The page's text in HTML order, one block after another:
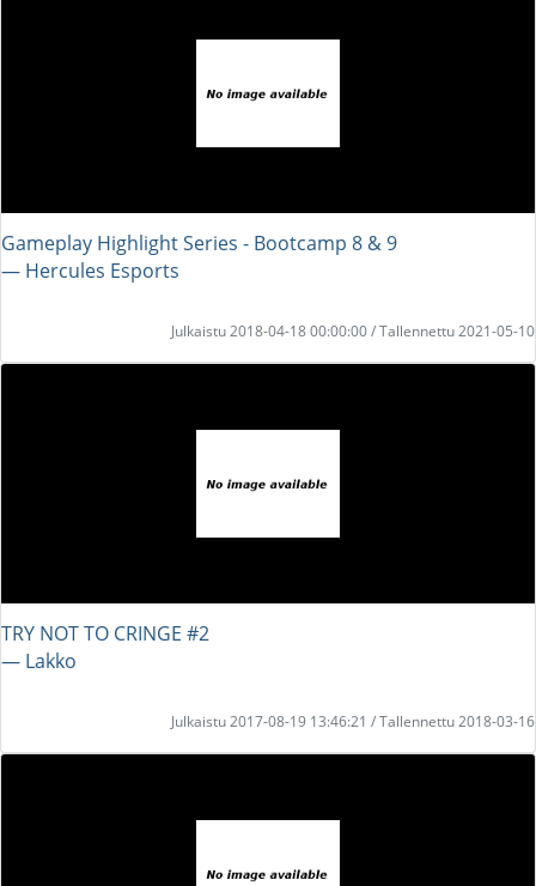
Gameplay Highlight Series - Bootcamp 8 & 9
― Hercules Esports
Julkaistu 2018-04-18 00:00:00 / Tallennettu 2021-05-10
TRY NOT TO CRINGE #2
― Lakko
Julkaistu 2017-08-19 13:46:21 / Tallennettu 2018-03-16